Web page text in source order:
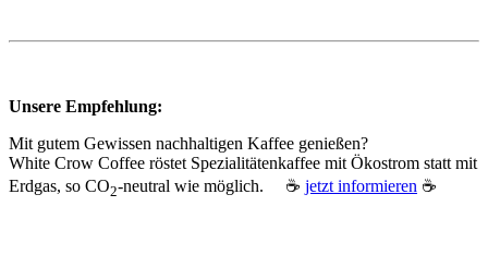
Unsere Empfehlung:
Mit gutem Gewissen nachhaltigen Kaffee genießen?
White Crow Coffee röstet Spezialitätenkaffee mit Ökostrom statt mit
Erdgas, so CO2‑neutral wie möglich. ☕ jetzt informieren ☕